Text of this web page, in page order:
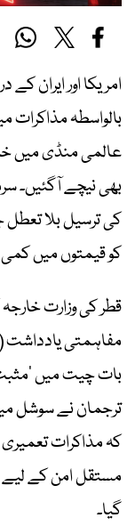
امریکا اور ایران
بالواسطہ
عالمی منڈی میں
بھی نیچے آگئیں۔
کی ترسیل بلا تعطل
کو قیمتوں میں کمی
قطر کی وزارت
مفاہمتی یادداشت
بات چیت میں
ترجمان نے سوشل
کہ مذاکرات
مستقل امن کے
گیا۔